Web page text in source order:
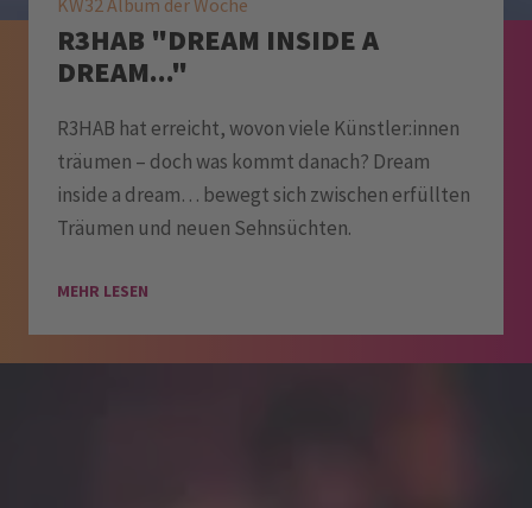
R3HAB "DREAM INSIDE A
DREAM..."
R3HAB hat erreicht, wovon viele Künstler:innen
träumen – doch was kommt danach? Dream
inside a dream… bewegt sich zwischen erfüllten
Träumen und neuen Sehnsüchten.
MEHR LESEN